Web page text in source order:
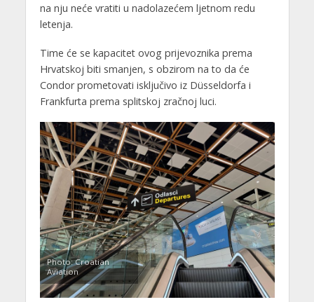
na nju neće vratiti u nadolazećem ljetnom redu
letenja.
Time će se kapacitet ovog prijevoznika prema
Hrvatskoj biti smanjen, s obzirom na to da će
Condor prometovati isključivo iz Düsseldorfa i
Frankfurta prema splitskoj zračnoj luci.
Photo: Croatian
Aviation